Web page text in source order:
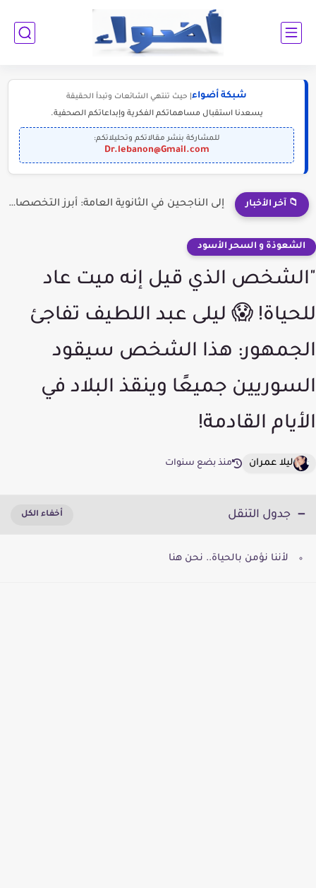
شبكة أضواء | حيث تنتهي الشائعات وتبدأ الحقيقة
يسعدنا استقبال مساهماتكم الفكرية وإبداعاتكم الصحفية.
للمشاركة بنشر مقالاتكم وتحليلاتكم:
Dr.lebanon@Gmail.com
📁 آخر الأخبار إلى الناجحين في الثانوية العامة: أبرز التخصصات المطلوبة للمستقبل (2030-2050)
الشعوذة و السحر الأسود
"الشخص الذي قيل إنه ميت عاد
للحياة! 😱 ليلى عبد اللطيف تفاجئ
الجمهور: هذا الشخص سيقود
السوريين جميعًا وينقذ البلاد في
الأيام القادمة!
ليلا عمران منذ بضع سنوات
جدول التنقل
لأننا نؤمن بالحياة.. نحن هنا